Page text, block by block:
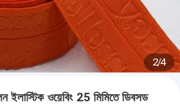
2/4
ইলাস্টিক ওয়েবিং 25 মিমিতে ডিবসড